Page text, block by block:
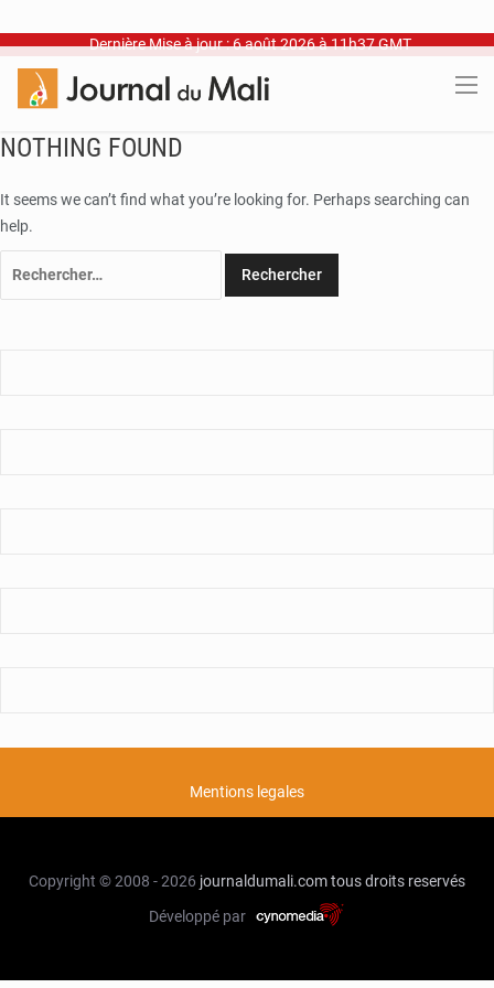
Dernière Mise à jour : 6 août 2026 à 11h37 GMT
NOTHING FOUND
It seems we can’t find what you’re looking for. Perhaps searching can
help.
Mentions legales
Copyright © 2008 - 2026 journaldumali.comtous droits reservés
Développé par